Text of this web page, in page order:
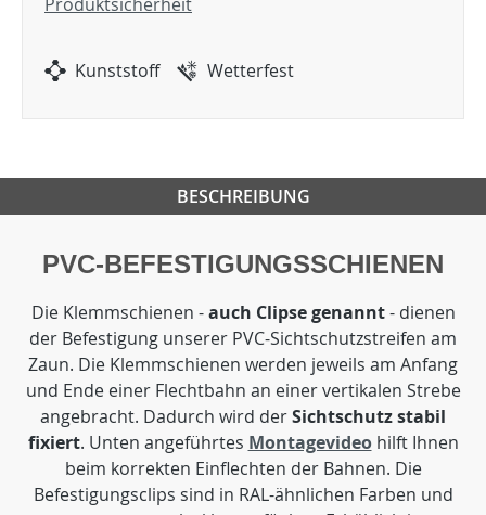
Kunststoff Wetterfest
BESCHREIBUNG
PVC-BEFESTIGUNGSSCHIENEN
Die Klemmschienen -auch Clipse genannt- dienen
der Befestigung unserer PVC-Sichtschutzstreifen am
Zaun. Die Klemmschienen werden jeweils am Anfang
und Ende einer Flechtbahn an einer vertikalen Strebe
angebracht. Dadurch wird derSichtschutz stabil
fixiert. Unten angeführtes Montagevideohilft Ihnen
beim korrekten Einflechten der Bahnen. Die
Befestigungsclips sind in RAL-ähnlichen Farben und